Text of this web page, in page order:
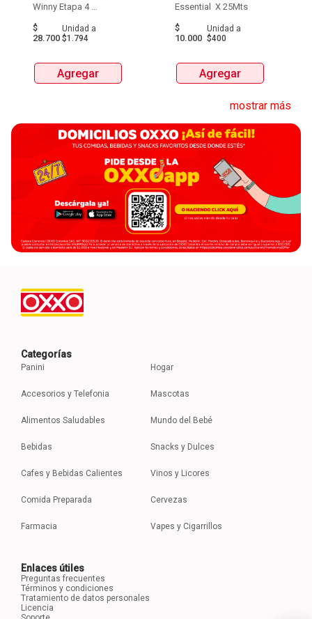
Winny Etapa 4
$
28.700
Unidad a
$1.794
Agregar
$
10.000
Unidad a
$400
Agregar
mostrar más
Categorías
Panini
Accesorios y Telefonia
Alimentos Saludables
Bebidas
Cafes y Bebidas Calientes
Comida Preparada
Farmacia
Hogar
Mascotas
Mundo del Bebé
Snacks y Dulces
Vinos y Licores
Cervezas
Vapes y Cigarrillos
Enlaces útiles
Preguntas frecuentes
Términos y condiciones
Tratamiento de datos personales
Licencia